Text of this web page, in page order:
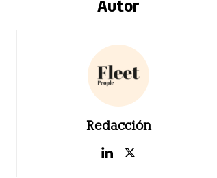
Autor
Redacción